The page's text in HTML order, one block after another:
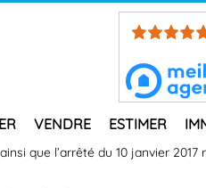
VENDRE ESTIMER
que l’arrêté du 10 janvier